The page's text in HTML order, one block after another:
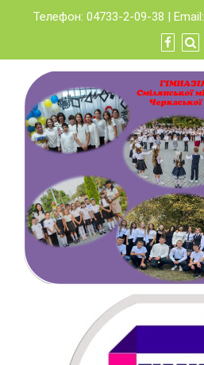
content
Телефон: 04733-2-09-38 | Email: